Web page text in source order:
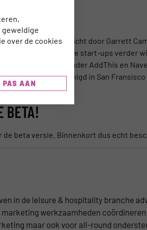
Expa is opgericht door Garrett
voor succesvolle start-ups verder
Radfan, founder AddThis en
talenten verenigd in San Fransisco
BETA!
de beta versie. Binnenkort dus echt
in de leisure & hospitality branche
werkzaamheden
maar ook voor all-round
geweldige
over de cookies
PAS AAN